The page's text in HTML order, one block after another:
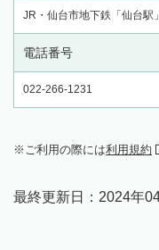
JR・仙台市地下鉄「仙台駅
電話番号
022-266-1231
ご利用の際には利用規約
最終更新日： 2024年